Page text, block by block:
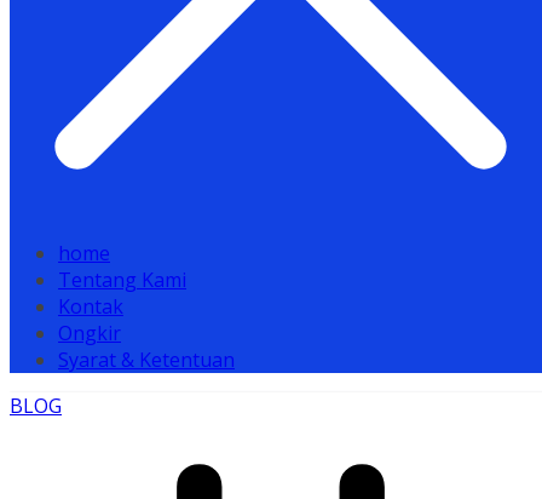
home
Tentang Kami
Kontak
Ongkir
Syarat & Ketentuan
BLOG